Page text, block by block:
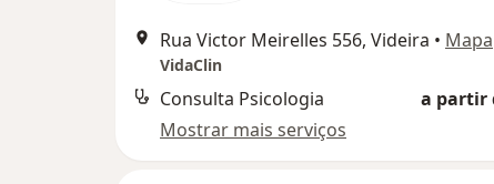
Rua Victor Meirelles 556, Videira • Mapa
VidaClin
Consulta Psicologia
a partir
Mostrar mais serviços